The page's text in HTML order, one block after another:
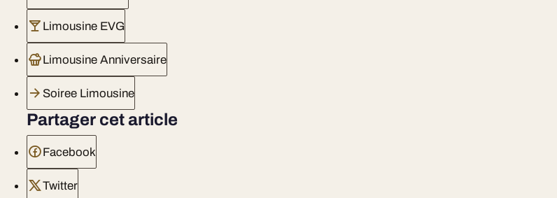
Limousine EVG
Limousine Anniversaire
Soiree Limousine
Partager cet article
Facebook
Twitter